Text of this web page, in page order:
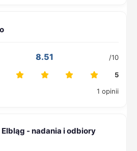
8.51 /10
5
1 opinii